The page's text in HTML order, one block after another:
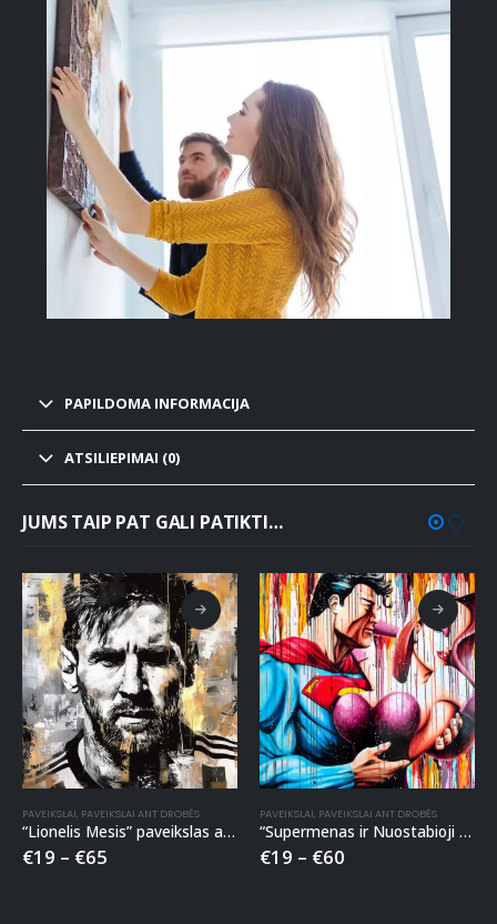
PAPILDOMA INFORMACIJA
ATSILIEPIMAI (0)
JUMS TAIP PAT GALI PATIKTI…
PAVEIKSLAI, PAVEIKSLAI ANT DROBĖS
“Lionelis Mesis” paveikslas ant drobės
€19 – €65
PAVEIKSLAI, PAVEIKSLAI ANT DROBĖS
“Supermenas ir Nuostabioji Moteris” paveikslas ant drobės
€19 – €60